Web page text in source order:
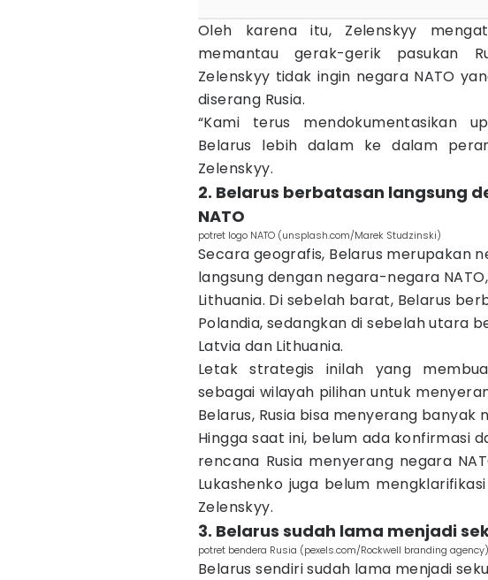
Oleh karena itu, Zelenskyy
memantau gerak-gerik pasukan
Zelenskyy tidak ingin negara NATO
diserang Rusia.
“Kami terus mendokumentasikan
Belarus lebih dalam ke dalam
Zelenskyy.
2. Belarus berbatasan langsung
NATO
potret logo NATO (unsplash.com/Marek Studzinski)
Secara geografis, Belarus merupakan
langsung dengan negara-negara
Lithuania. Di sebelah barat, Belarus
Polandia, sedangkan di sebelah utara
Latvia dan Lithuania.
Letak strategis inilah yang
sebagai wilayah pilihan untuk
Belarus, Rusia bisa menyerang banyak
Hingga saat ini, belum ada konfirmasi
rencana Rusia menyerang negara
Lukashenko juga belum
Zelenskyy.
3. Belarus sudah lama menjadi
potret bendera Rusia (pexels.com/Rockwell branding agency)
Belarus sendiri sudah lama menjadi